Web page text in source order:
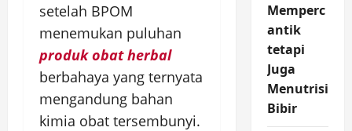
setelah BPOM
menemukan puluhan
produk obat herbal
berbahaya yang ternyata
mengandung bahan
kimia obat tersembunyi.
Memperc
antik
tetapi
Juga
Menutrisi
Bibir